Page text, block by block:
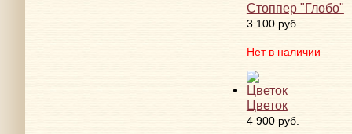
Стоппер "Глобо"
3 100 руб.
Нет в наличии
Цветок
4 900 руб.